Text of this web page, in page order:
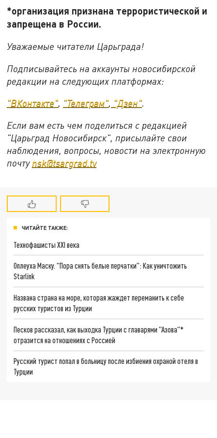
*организация признана террористической и
запрещена в России.
Уважаемые читатели Царьграда!
Подписывайтесь на аккаунты новосибирской
редакции на следующих платформах:
"ВКонтакте", "Телеграм", "Дзен".
Если вам есть чем поделиться с редакцией
"Царьград Новосибирск", присылайте свои
наблюдения, вопросы, новости на электронную
почту nsk@tsargrad.tv
ЧИТАЙТЕ ТАКЖЕ:
Технофашисты XXI века
Оплеуха Маску. "Пора снять белые перчатки": Как уничтожить
Starlink
Названа страна на море, которая жаждет переманить к себе
русских туристов из Турции
Песков рассказал, как выходка Турции с главарями "Азова"*
отразится на отношениях с Россией
Русский турист попал в больницу после избиения охраной отеля в
Турции